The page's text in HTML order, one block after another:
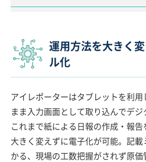
運用方法を大きく
ル化
アイレポーターはタブレットを利
まま入力画面として取り込んでデ
これまで紙による日報の作成・報
大きく変えずに電子化が可能。記
かる、現場の工数把握がされず原